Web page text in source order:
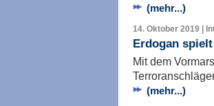
(mehr...)
14. Oktober 2019 |
Erdogan
Mit dem
(mehr...)